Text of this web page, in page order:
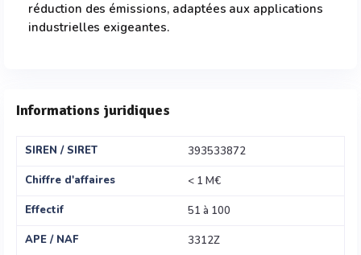
réduction des émissions, adaptées aux applications
industrielles exigeantes.
Informations juridiques
SIREN / SIRET
393533872
Chiffre d'affaires
< 1 M€
Effectif
51 à 100
APE / NAF
3312Z